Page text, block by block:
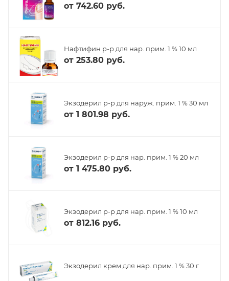
от 742.60 руб.
Нафтифин р-р для нар. прим. 1 % 10 мл
от 253.80 руб.
Экзодерил р-р для наруж. прим. 1 % 30 мл
от 1 801.98 руб.
Экзодерил р-р для нар. прим. 1 % 20 мл
от 1 475.80 руб.
Экзодерил р-р для нар. прим. 1 % 10 мл
от 812.16 руб.
Экзодерил крем для нар. прим. 1 % 30 г